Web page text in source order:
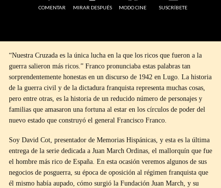
COMENTAR MIRAR DESPUÉS MODO CINE SUSCRÍBETE
“Nuestra Cruzada es la única lucha en la que los ricos que fueron a la
guerra salieron más ricos.” Franco pronunciaba estas palabras tan
sorprendentemente honestas en un discurso de 1942 en Lugo. La historia
de la guerra civil y de la dictadura franquista representa muchas cosas,
pero entre otras, es la historia de un reducido número de personajes y
familias que amasaron una fortuna al estar en los círculos de poder del
nuevo estado que construyó el general Francisco Franco.
Soy David Cot, presentador de Memorias Hispánicas, y esta es la última
entrega de la serie dedicada a Juan March Ordinas, el mallorquín que fue
el hombre más rico de España. En esta ocasión veremos algunos de sus
negocios de posguerra, su época de oposición al régimen franquista que
él mismo había aupado, cómo surgió la Fundación Juan March, y su